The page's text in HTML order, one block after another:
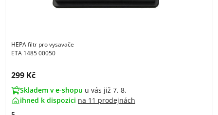
HEPA filtr pro vysavače
ETA 1485 00050
Cena s DPH:
299 Kč
Skladem v e-shopu u vás již 7. 8.
ihned k dispozici na 11 prodejnách